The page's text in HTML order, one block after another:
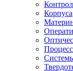
Корпуса